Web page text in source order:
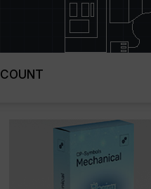
COUNT
Read More